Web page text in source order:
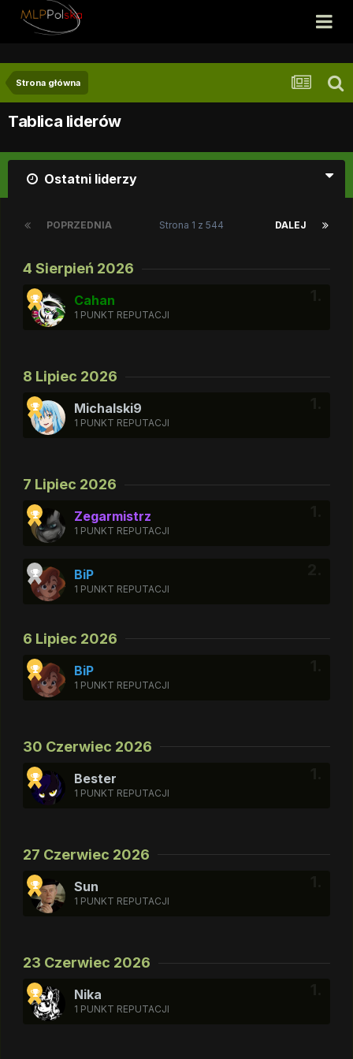
Strona główna
Tablica liderów
Ostatni liderzy
POPRZEDNIA DALEJ
Strona 1 z 544
4 Sierpień 2026
Cahan
1 PUNKT REPUTACJI
8 Lipiec 2026
Michalski9
1 PUNKT REPUTACJI
7 Lipiec 2026
Zegarmistrz
1 PUNKT REPUTACJI
BiP
1 PUNKT REPUTACJI
6 Lipiec 2026
BiP
1 PUNKT REPUTACJI
30 Czerwiec 2026
Bester
1 PUNKT REPUTACJI
27 Czerwiec 2026
Sun
1 PUNKT REPUTACJI
23 Czerwiec 2026
Nika
1 PUNKT REPUTACJI